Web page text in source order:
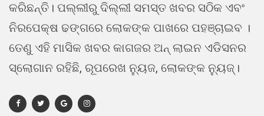
କରିଛନ୍ତି। ପଲ୍ଲୀରୁ ଦିଲ୍ଲୀ ସମସ୍ତ ଖବର ସଠିକ ଏବଂ
ନିରପେକ୍ଷ ଢଙ୍ଗରେ ଲୋକଙ୍କ ପାଖରେ ପହଞ୍ଚାଇବ ।
ତେଣୁ ଏହି ମାସିକ ଖବର କାଗଜର ଅନ୍ ଲାଇନ ଏଡିସନର
ସ୍ଲୋଗାନ ରହିଛି, ରୂପରେଖ ନ୍ୟୁଜ, ଲୋକଙ୍କ ନ୍ୟୁଜ୍।